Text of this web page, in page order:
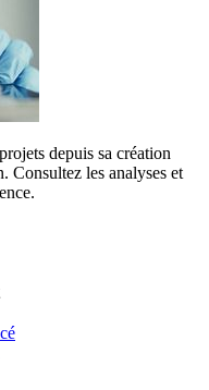
depuis sa création
Consultez les analyses et